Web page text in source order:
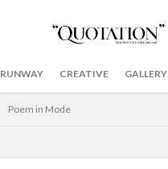
RUNWAY CREATIVE GALLERY
Poem in Mode